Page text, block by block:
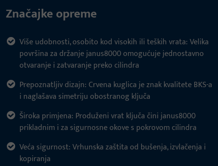
Značajke opreme
Više udobnosti, osobito kod visokih ili teških vrata: Velika
površina za držanje janus8000 omogućuje jednostavno
otvaranje i zatvaranje preko cilindra
Prepoznatljiv dizajn: Crvena kuglica je znak kvalitete BKS-a
i naglašava simetriju obostranog ključa
Široka primjena: Produženi vrat ključa čini janus8000
prikladnim i za sigurnosne okove s pokrovom cilindra
Veća sigurnost: Vrhunska zaštita od bušenja, izvlačenja i
kopiranja